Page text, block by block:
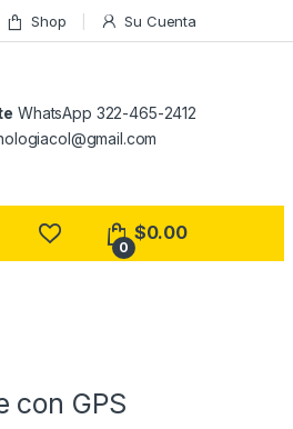
Shop Su Cuenta
WhatsApp 322-465-2412
0
$0.00
con GPS